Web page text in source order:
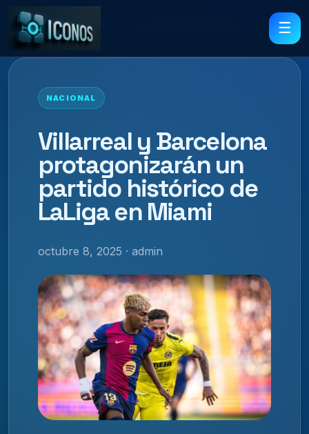
☰
NACIONAL
Villarreal y Barcelona
protagonizarán un
partido histórico de
LaLiga en Miami
octubre 8, 2025 · admin